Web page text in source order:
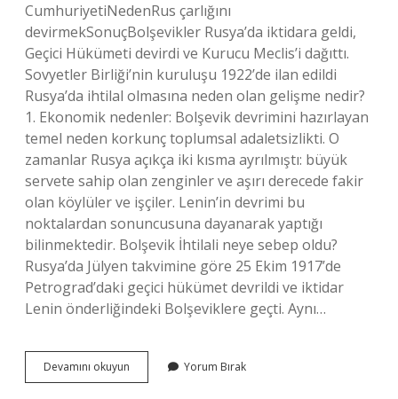
CumhuriyetiNedenRus çarlığını
devirmekSonuçBolşevikler Rusya’da iktidara geldi,
Geçici Hükümeti devirdi ve Kurucu Meclis’i dağıttı.
Sovyetler Birliği’nin kuruluşu 1922’de ilan edildi
Rusya’da ihtilal olmasına neden olan gelişme nedir?
1. Ekonomik nedenler: Bolşevik devrimini hazırlayan
temel neden korkunç toplumsal adaletsizlikti. O
zamanlar Rusya açıkça iki kısma ayrılmıştı: büyük
servete sahip olan zenginler ve aşırı derecede fakir
olan köylüler ve işçiler. Lenin’in devrimi bu
noktalardan sonuncusuna dayanarak yaptığı
bilinmektedir. Bolşevik İhtilali neye sebep oldu?
Rusya’da Jülyen takvimine göre 25 Ekim 1917’de
Petrograd’daki geçici hükümet devrildi ve iktidar
Lenin önderliğindeki Bolşeviklere geçti. Aynı…
Devamını okuyun
Ihtilali
Yorum Bırak